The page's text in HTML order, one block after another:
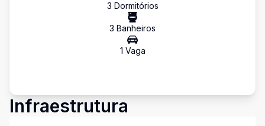
3 Dormitórios
3 Banheiros
1 Vaga
Infraestrutura